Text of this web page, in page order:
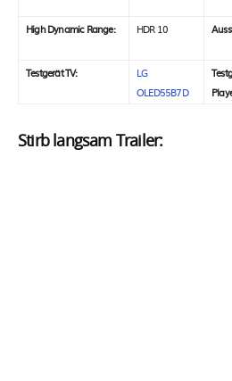
High Dynamic Range:
HDR 10
Testgerät TV:
LG
OLED55B7D
Stirb langsam Trailer: